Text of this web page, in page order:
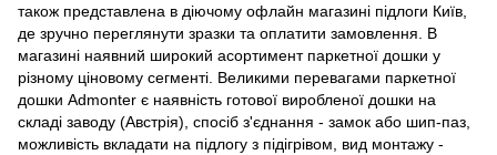
також представлена в діючому офлайн магазині підлоги Київ,
де зручно переглянути зразки та оплатити замовлення. В
магазині наявний широкий асортимент паркетної дошки у
різному ціновому сегменті. Великими перевагами паркетної
дошки Admonter є наявність готової виробленої дошки на
складі заводу (Австрія), спосіб з'єднання - замок або шип-паз,
можливість вкладати на підлогу з підігрівом, вид монтажу -